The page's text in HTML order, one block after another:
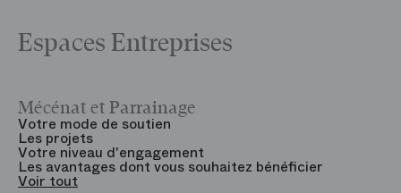
Espaces Entreprises
Mécénat et Parrainage
Votre mode de soutien
Les projets
Votre niveau d'engagement
Les avantages dont vous souhaitez bénéficier
Voir tout